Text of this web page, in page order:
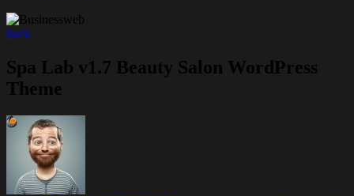
back
Spa Lab v1.7 Beauty Salon WordPress
Theme